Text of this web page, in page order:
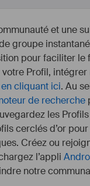
et une
groupe
pour faciliter
Profil,
en cliquant ici. Au
de recherche
les
cerclés d’or
Créez ou
l’appli
notre